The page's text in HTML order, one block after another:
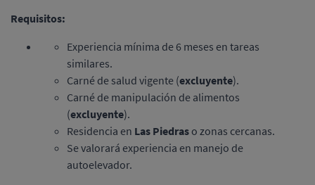
Requisitos:
Experiencia mínima de 6 meses en tareas
similares.
Carné de salud vigente (excluyente).
Carné de manipulación de alimentos
(excluyente).
Residencia en Las Piedras o zonas cercanas.
Se valorará experiencia en manejo de
autoelevador.